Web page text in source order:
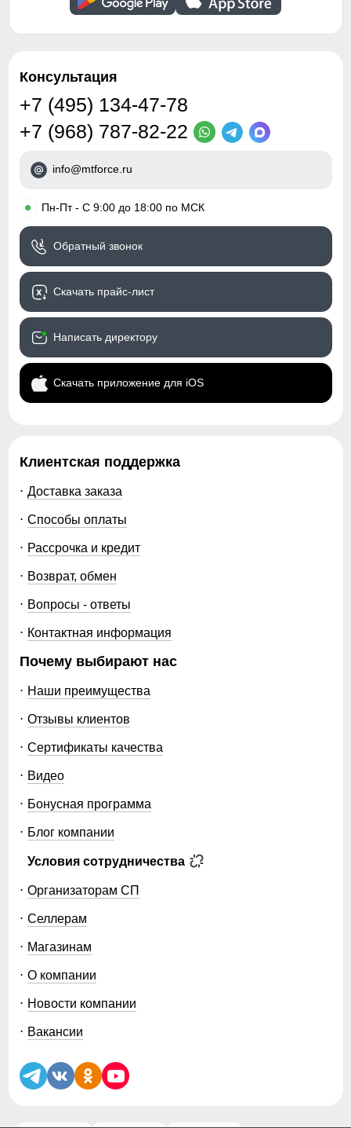
Консультация
+7 (495) 134-47-78
+7 (968) 787-82-22
info@mtforce.ru
• Пн-Пт - С 9:00 до 18:00 по МСК
Обратный звонок
Скачать прайс-лист
Написать директору
Скачать приложение для iOS
Клиентская поддержка
Доставка заказа
Способы оплаты
Рассрочка и кредит
Возврат, обмен
Вопросы - ответы
Контактная информация
Почему выбирают нас
Наши преимущества
Отзывы клиентов
Сертификаты качества
Видео
Бонусная программа
Блог компании
Условия сотрудничества
Организаторам СП
Селлерам
Магазинам
О компании
Новости компании
Вакансии